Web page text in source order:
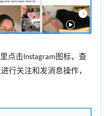
点击 Instagram 图标，查
行关注和发消息操作，